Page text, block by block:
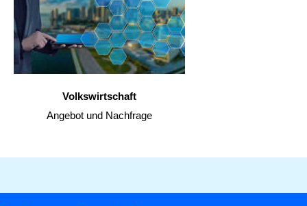
Volkswirtschaft
Angebot und Nachfrage